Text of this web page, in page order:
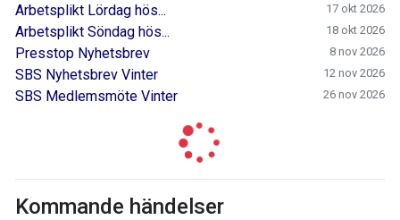
Arbetsplikt Lördag hös... 17 okt 2026
Arbetsplikt Söndag hös... 18 okt 2026
Presstop Nyhetsbrev 8 nov 2026
SBS Nyhetsbrev Vinter 12 nov 2026
SBS Medlemsmöte Vinter 26 nov 2026
Kommande händelser